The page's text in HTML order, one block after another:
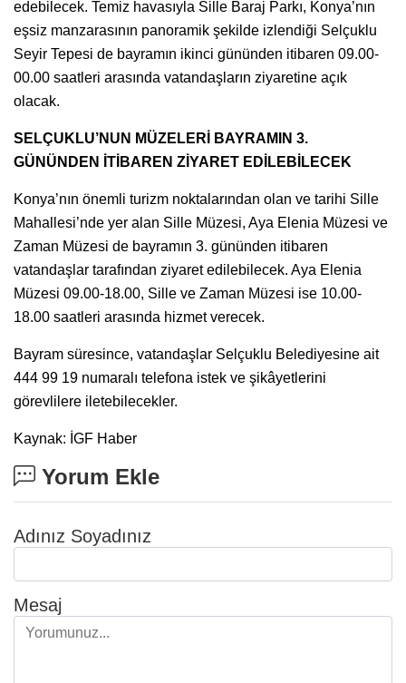
edebilecek. Temiz havasıyla Sille Baraj Parkı, Konya’nın
eşsiz manzarasının panoramik şekilde izlendiği Selçuklu
Seyir Tepesi de bayramın ikinci gününden itibaren 09.00-
00.00 saatleri arasında vatandaşların ziyaretine açık
olacak.
SELÇUKLU’NUN MÜZELERİ BAYRAMIN 3.
GÜNÜNDEN İTİBAREN ZİYARET EDİLEBİLECEK
Konya’nın önemli turizm noktalarından olan ve tarihi Sille
Mahallesi’nde yer alan Sille Müzesi, Aya Elenia Müzesi ve
Zaman Müzesi de bayramın 3. gününden itibaren
vatandaşlar tarafından ziyaret edilebilecek. Aya Elenia
Müzesi 09.00-18.00, Sille ve Zaman Müzesi ise 10.00-
18.00 saatleri arasında hizmet verecek.
Bayram süresince, vatandaşlar Selçuklu Belediyesine ait
444 99 19 numaralı telefona istek ve şikâyetlerini
görevlilere iletebilecekler.
Kaynak: İGF Haber
Yorum Ekle
Adınız Soyadınız
Mesaj